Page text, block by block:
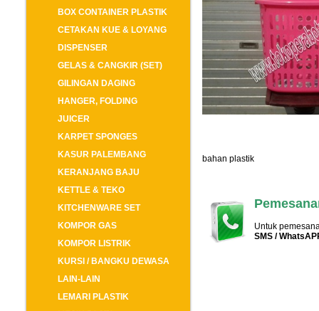
BOX CONTAINER PLASTIK
CETAKAN KUE & LOYANG
DISPENSER
GELAS & CANGKIR (SET)
GILINGAN DAGING
HANGER, FOLDING
JUICER
KARPET SPONGES
KASUR PALEMBANG
KERANJANG BAJU
KETTLE & TEKO
KITCHENWARE SET
KOMPOR GAS
KOMPOR LISTRIK
KURSI / BANGKU DEWASA
LAIN-LAIN
LEMARI PLASTIK
bahan plastik
Untuk
SMS /